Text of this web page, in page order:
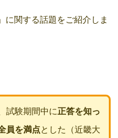
に関する話題をご紹介しま
試験期間中に正答を知っ
員を満点とした（近畿大